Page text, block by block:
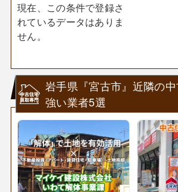
現在、この条件で登録さ
れているデータはありま
せん。
岩手県『宮古市』近隣の
強い業者5選